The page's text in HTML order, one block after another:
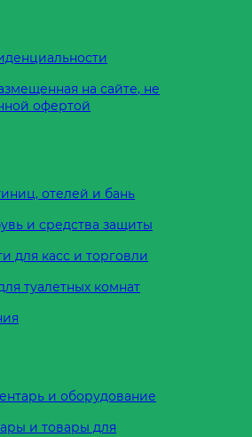
на сайте, не
офертой
отелей и бань
и средства защиты
для касс и торговли
туалетных комнат
и оборудование
и товары для